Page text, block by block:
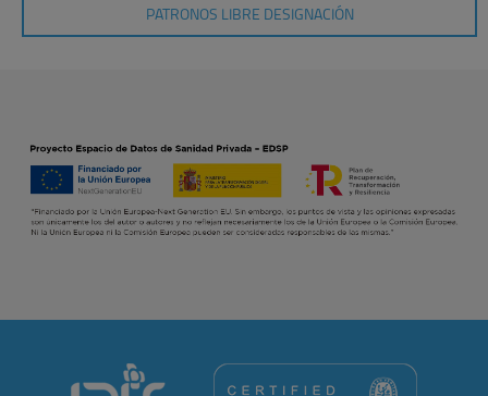
PATRONOS LIBRE DESIGNACIÓN